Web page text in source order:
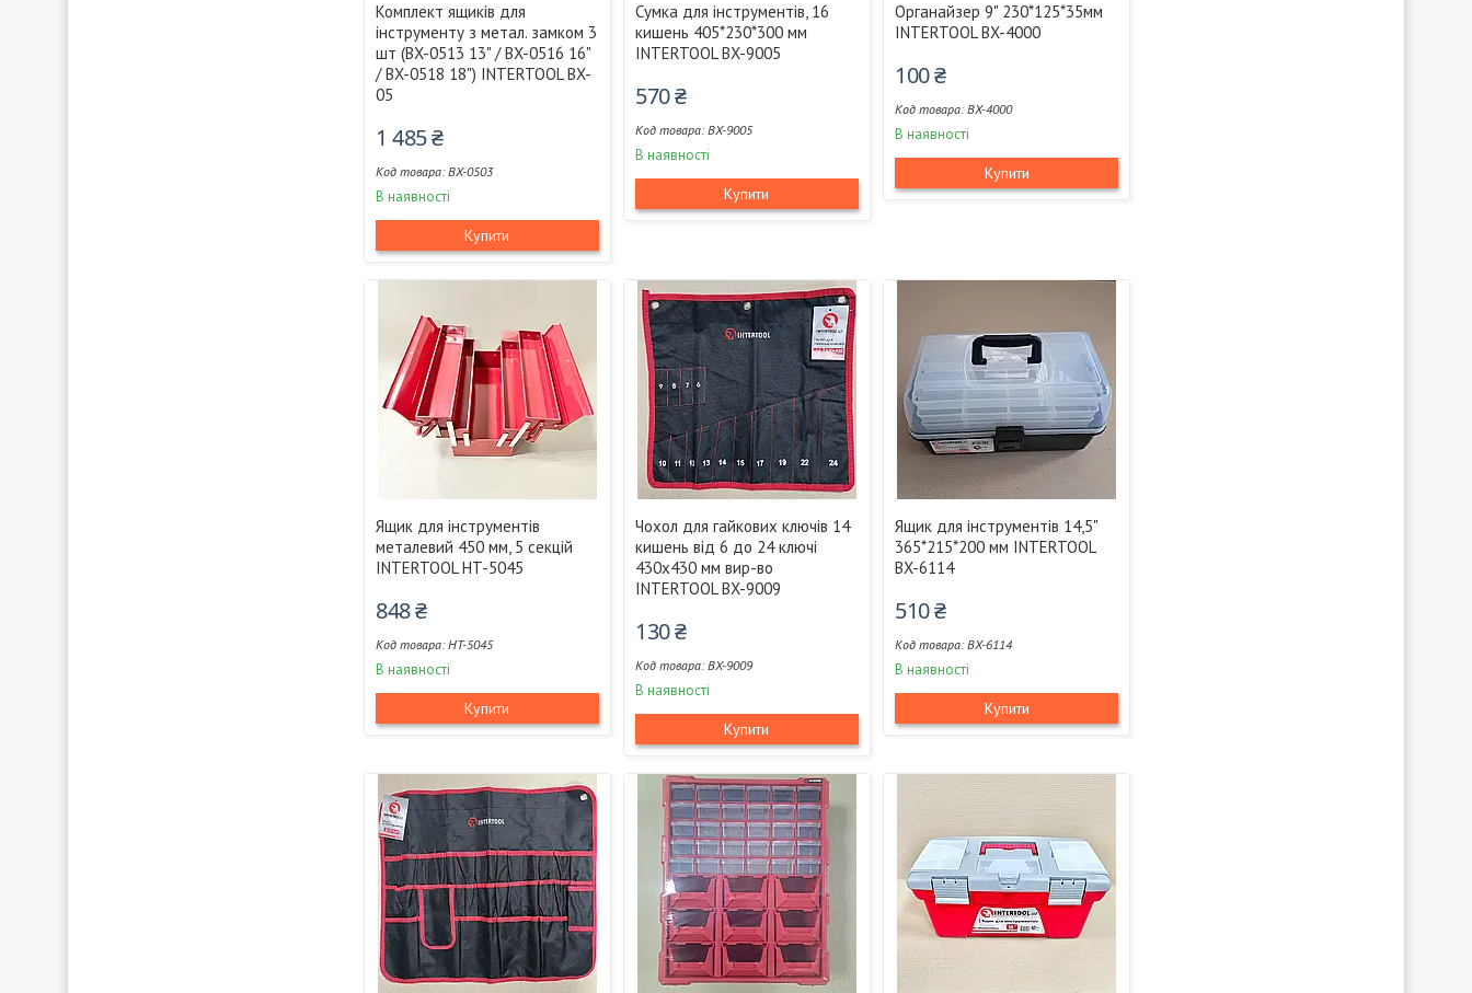
Комплект ящиків для
інструменту з метал. замком 3
шт (BX-0513 13" / BX-0516 16"
/ BX-0518 18") INTERTOOL BX-
05
1 485 ₴
BX-0503
В наявності
Купити
Сумка для інструментів, 16
кишень 405*230*300 мм
INTERTOOL BX-9005
570 ₴
BX-9005
В наявності
Купити
Органайзер 9" 230*125*35мм
INTERTOOL BX-4000
100 ₴
BX-4000
В наявності
Купити
Ящик для інструментів
металевий 450 мм, 5 секцій
INTERTOOL HT-5045
848 ₴
HT-5045
В наявності
Купити
Чохол для гайкових ключів 14
кишень від 6 до 24 ключі
430x430 мм вир-во
INTERTOOL BX-9009
130 ₴
BX-9009
В наявності
Купити
Ящик для інструментів 14,5"
365*215*200 мм INTERTOOL
BX-6114
510 ₴
BX-6114
В наявності
Купити